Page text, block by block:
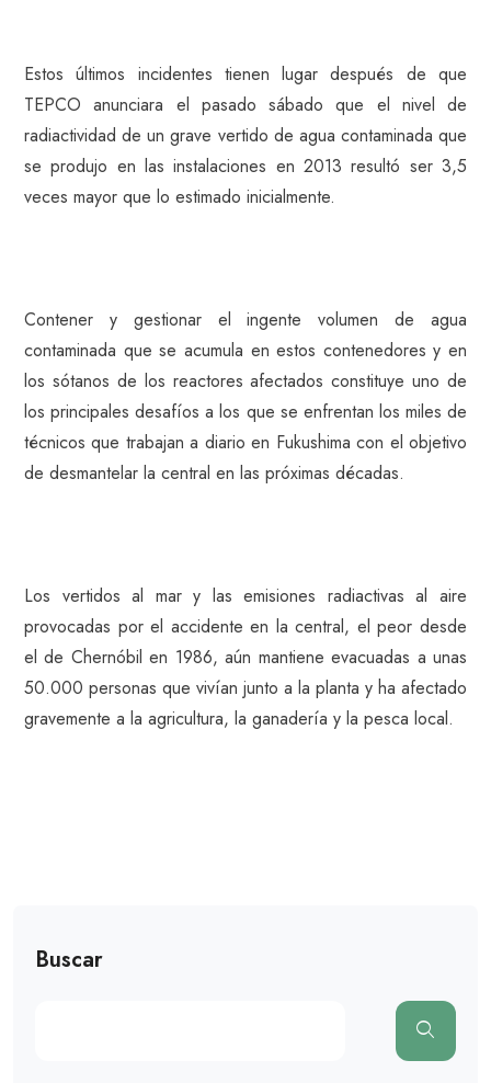
Estos últimos incidentes tienen lugar después de que
TEPCO anunciara el pasado sábado que el nivel de
radiactividad de un grave vertido de agua contaminada que
se produjo en las instalaciones en 2013 resultó ser 3,5
veces mayor que lo estimado inicialmente.
Contener y gestionar el ingente volumen de agua
contaminada que se acumula en estos contenedores y en
los sótanos de los reactores afectados constituye uno de
los principales desafíos a los que se enfrentan los miles de
técnicos que trabajan a diario en Fukushima con el objetivo
de desmantelar la central en las próximas décadas.
Los vertidos al mar y las emisiones radiactivas al aire
provocadas por el accidente en la central, el peor desde
el de Chernóbil en 1986, aún mantiene evacuadas a unas
50.000 personas que vivían junto a la planta y ha afectado
gravemente a la agricultura, la ganadería y la pesca local.
Buscar